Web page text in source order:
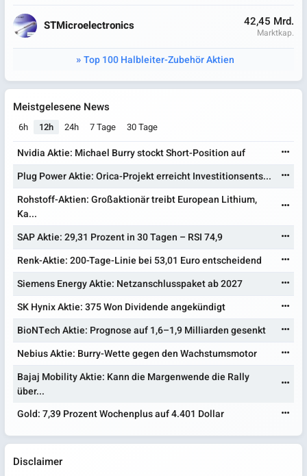
STMicroelectronics 42,45 Mrd.
Marktkap.
Top 100 Halbleiter-Zubehör Aktien
Meistgelesene News
6h 12h 24h 7 Tage 30 Tage
Nvidia Aktie: Michael Burry stockt Short-Position auf
Plug Power Aktie: Orica-Projekt erreicht Investitionsents...
Rohstoff-Aktien: Großaktionär treibt European Lithium,
Ka...
SAP Aktie: 29,31 Prozent in 30 Tagen – RSI 74,9
Renk-Aktie: 200-Tage-Linie bei 53,01 Euro entscheidend
Siemens Energy Aktie: Netzanschlusspaket ab 2027
SK Hynix Aktie: 375 Won Dividende angekündigt
BioNTech Aktie: Prognose auf 1,6–1,9 Milliarden gesenkt
Nebius Aktie: Burry-Wette gegen den Wachstumsmotor
Bajaj Mobility Aktie: Kann die Margenwende die Rally
über...
Gold: 7,39 Prozent Wochenplus auf 4.401 Dollar
Disclaimer